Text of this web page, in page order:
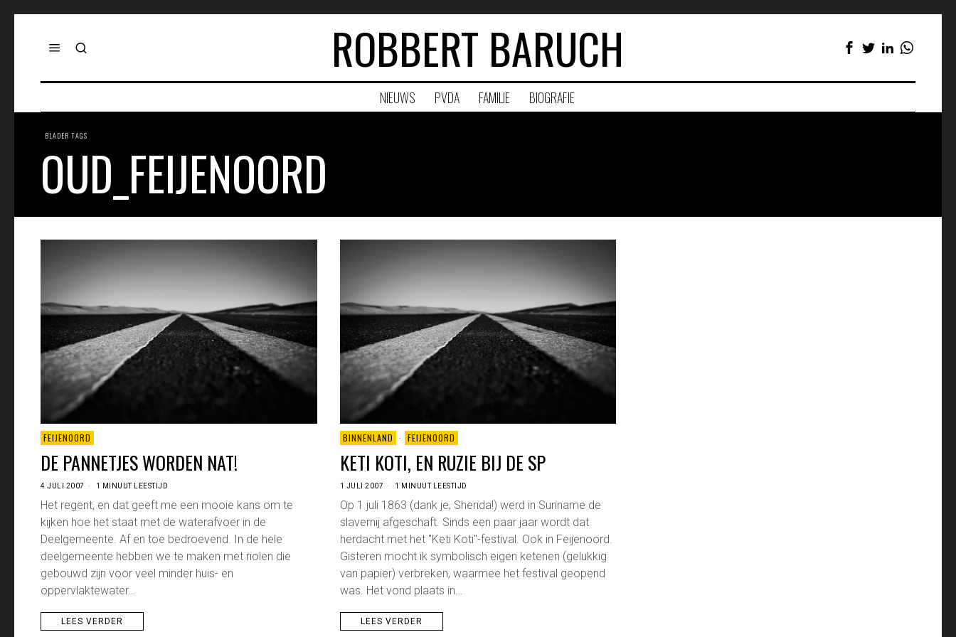
ROBBERT BARUCH
NIEUWS PVDA FAMILIE BIOGRAFIE
BLADER TAGS
OUD_FEIJENOORD
FEIJENOORD
DE PANNETJES WORDEN NAT!
4 JULI 2007 1 MINUUT LEESTIJD
Het regent, en dat geeft me een mooie kans om te
kijken hoe het staat met de waterafvoer in de
Deelgemeente. Af en toe bedroevend. In de hele
deelgemeente hebben we te maken met riolen die
gebouwd zijn voor veel minder huis- en
oppervlaktewater…
LEES VERDER
BINNENLAND · FEIJENOORD
KETI KOTI, EN RUZIE BIJ DE SP
1 JULI 2007 1 MINUUT LEESTIJD
Op 1 juli 1863 (dank je, Sherida!) werd in Suriname de
slavernij afgeschaft. Sinds een paar jaar wordt dat
herdacht met het "Keti Koti"-festival. Ook in Feijenoord.
Gisteren mocht ik symbolisch eigen ketenen (gelukkig
van papier) verbreken, waarmee het festival geopend
was. Het vond plaats in…
LEES VERDER